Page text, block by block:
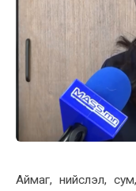
Аймаг, нийслэл,